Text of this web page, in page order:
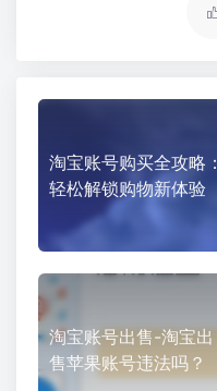
淘宝账号购买全攻略：
轻松解锁购物新体验
淘宝账号出售-淘宝出
售苹果账号违法吗？